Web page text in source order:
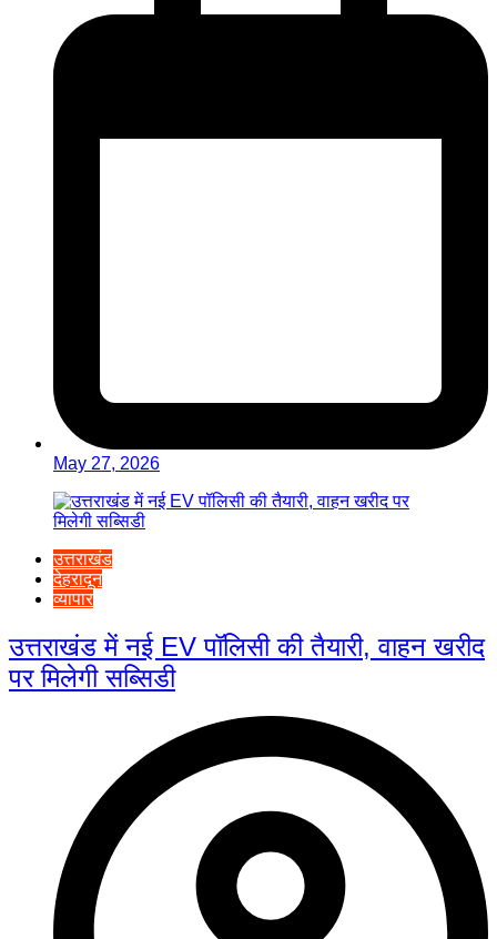
May 27, 2026
उत्तराखंड
देहरादून
व्यापार
उत्तराखंड में नई EV पॉलिसी की तैयारी, वाहन खरीद
पर मिलेगी सब्सिडी